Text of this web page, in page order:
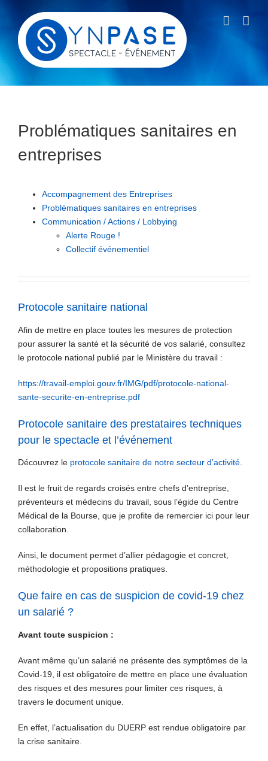
contenu
Problématiques sanitaires en
entreprises
Accompagnement des Entreprises
Problématiques sanitaires en entreprises
Communication / Actions / Lobbying
Alerte Rouge !
Collectif événementiel
Protocole sanitaire national
Afin de mettre en place toutes les mesures de protection
pour assurer la santé et la sécurité de vos salarié, consultez
le protocole national publié par le Ministère du travail :
https://travail-emploi.gouv.fr/IMG/pdf/protocole-national-
sante-securite-en-entreprise.pdf
Protocole sanitaire des prestataires techniques
pour le spectacle et l’événement
Découvrez le protocole sanitaire de notre secteur d’activité
Il est le fruit de regards croisés entre chefs d’entreprise,
préventeurs et médecins du travail, sous l’égide du Centre
Médical de la Bourse, que je profite de remercier ici pour leur
collaboration.
Ainsi, le document permet d’allier pédagogie et concret,
méthodologie et propositions pratiques.
Que faire en cas de suspicion de covid-19 chez
un salarié ?
Avant toute suspicion :
Avant même qu’un salarié ne présente des symptômes de la
Covid-19, il est obligatoire de mettre en place une évaluation
des risques et des mesures pour limiter ces risques, à
travers le document unique.
En effet, l’actualisation du DUERP est rendue obligatoire par
la crise sanitaire.